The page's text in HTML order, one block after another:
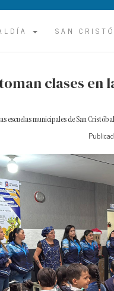
SAN
clases en
escuelas municipales de San